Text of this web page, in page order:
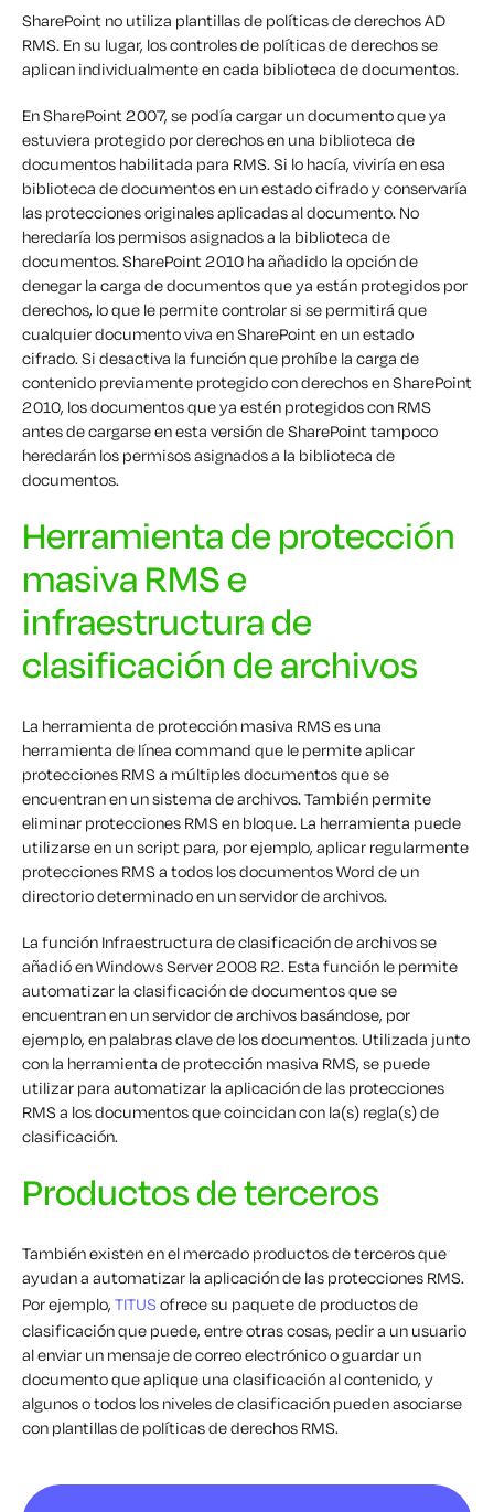
SharePoint no utiliza plantillas de políticas de derechos AD
RMS. En su lugar, los controles de políticas de derechos se
aplican individualmente en cada biblioteca de documentos.
En SharePoint 2007, se podía cargar un documento que ya
estuviera protegido por derechos en una biblioteca de
documentos habilitada para RMS. Si lo hacía, viviría en esa
biblioteca de documentos en un estado cifrado y conservaría
las protecciones originales aplicadas al documento. No
heredaría los permisos asignados a la biblioteca de
documentos. SharePoint 2010 ha añadido la opción de
denegar la carga de documentos que ya están protegidos por
derechos, lo que le permite controlar si se permitirá que
cualquier documento viva en SharePoint en un estado
cifrado. Si desactiva la función que prohíbe la carga de
contenido previamente protegido con derechos en SharePoint
2010, los documentos que ya estén protegidos con RMS
antes de cargarse en esta versión de SharePoint tampoco
heredarán los permisos asignados a la biblioteca de
documentos.
Herramienta de protección
masiva RMS e
infraestructura de
clasificación de archivos
La herramienta de protección masiva RMS es una
herramienta de línea command que le permite aplicar
protecciones RMS a múltiples documentos que se
encuentran en un sistema de archivos. También permite
eliminar protecciones RMS en bloque. La herramienta puede
utilizarse en un script para, por ejemplo, aplicar regularmente
protecciones RMS a todos los documentos Word de un
directorio determinado en un servidor de archivos.
La función Infraestructura de clasificación de archivos se
añadió en Windows Server 2008 R2. Esta función le permite
automatizar la clasificación de documentos que se
encuentran en un servidor de archivos basándose, por
ejemplo, en palabras clave de los documentos. Utilizada junto
con la herramienta de protección masiva RMS, se puede
utilizar para automatizar la aplicación de las protecciones
RMS a los documentos que coincidan con la(s) regla(s) de
clasificación.
Productos de terceros
También existen en el mercado productos de terceros que
ayudan a automatizar la aplicación de las protecciones RMS.
Por ejemplo, TITUSofrece su paquete de productos de
clasificación que puede, entre otras cosas, pedir a un usuario
al enviar un mensaje de correo electrónico o guardar un
documento que aplique una clasificación al contenido, y
algunos o todos los niveles de clasificación pueden asociarse
con plantillas de políticas de derechos RMS.